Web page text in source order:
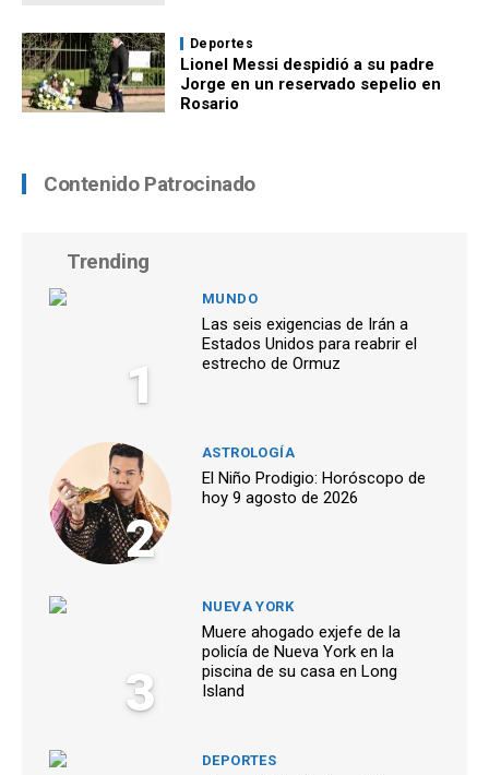
Deportes
Lionel Messi despidió a su padre
Jorge en un reservado sepelio en
Rosario
Contenido Patrocinado
Trending
1
MUNDO
Las seis exigencias de Irán a
Estados Unidos para reabrir el
estrecho de Ormuz
2
ASTROLOGÍA
El Niño Prodigio: Horóscopo de
hoy 9 agosto de 2026
3
NUEVA YORK
Muere ahogado exjefe de la
policía de Nueva York en la
piscina de su casa en Long
Island
DEPORTES